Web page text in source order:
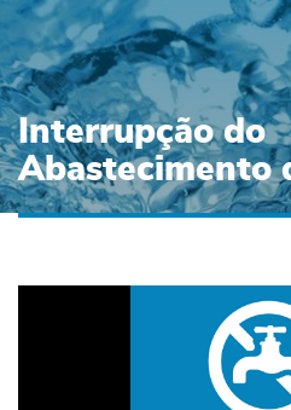
Interrupção do
Abastecimento